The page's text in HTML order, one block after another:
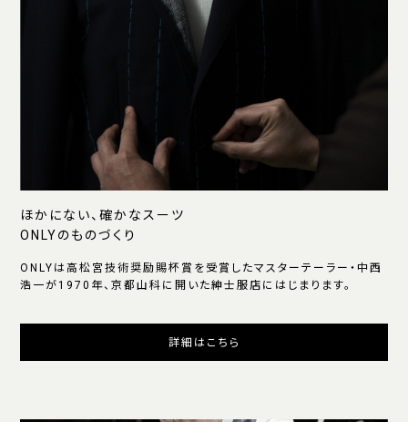
ほかにない、確かなスーツ
ONLYのものづくり
ONLYは高松宮技術奨励賜杯賞を受賞したマスターテーラー・中西
浩一が1970年、京都山科に開いた紳士服店にはじまります。
詳細はこちら